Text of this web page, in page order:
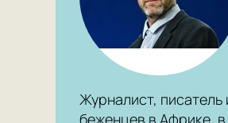
Журналист,
беженцев в Африке,